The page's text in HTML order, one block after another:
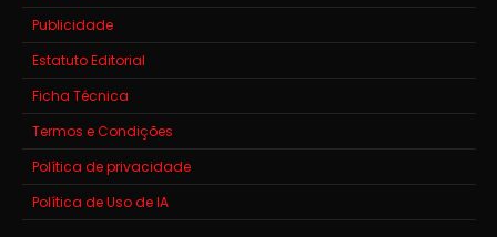
Publicidade
Estatuto Editorial
Ficha Técnica
Termos e Condições
Política de privacidade
Política de Uso de IA